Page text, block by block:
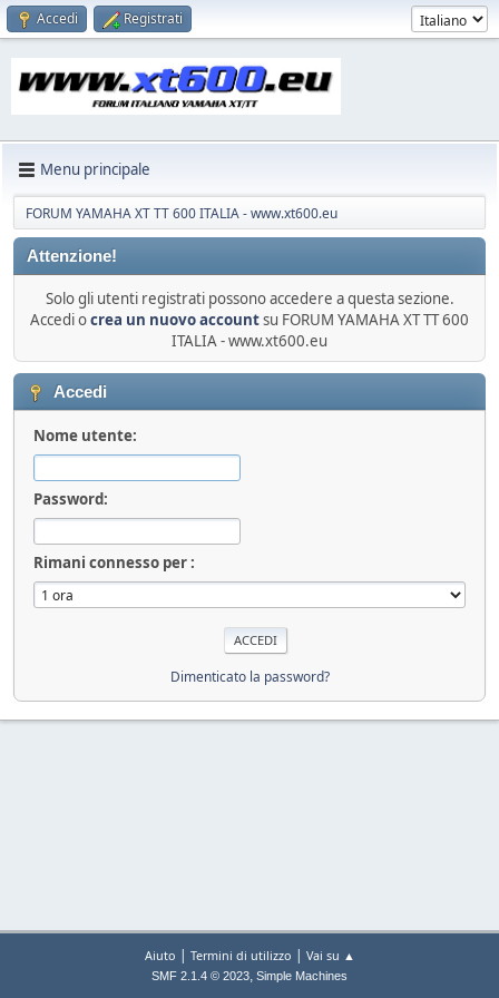
Accedi Registrati
Menu principale
FORUM YAMAHA XT TT 600 ITALIA - www.xt600.eu
Attenzione!
Solo gli utenti registrati possono accedere a questa sezione.
Accedi ocrea un nuovo accountsu FORUM YAMAHA XT TT 600
ITALIA - www.xt600.eu
Accedi
Nome utente:
Password:
Rimani connesso per :
Dimenticato la password?
Aiuto | Termini di utilizzo | Vai su ▲
SMF 2.1.4 © 2023, Simple Machines